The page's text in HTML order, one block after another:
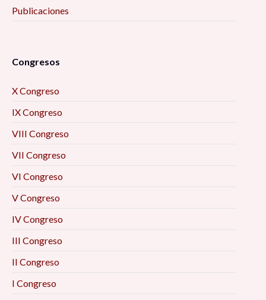
Publicaciones
Congresos
X Congreso
IX Congreso
VIII Congreso
VII Congreso
VI Congreso
V Congreso
IV Congreso
III Congreso
II Congreso
I Congreso